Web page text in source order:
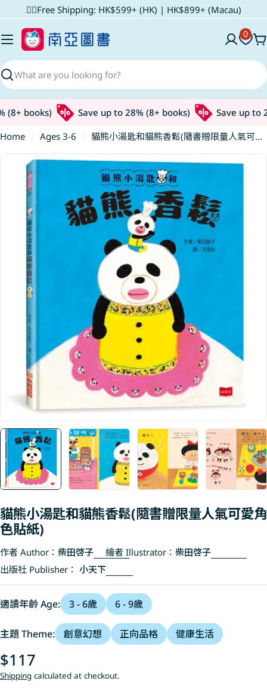
to
content
✌🏼Free Shipping: HK$599+ (HK) | HK$899+ (Macau)
Search
0
books) Save up to 28% (8+ books)
Save up to
Home
Ages 3-6
貓熊小湯匙和貓熊香鬆(隨書贈限量人氣可愛角色貼紙)
Skip
product
Open media 0 in modal
貓熊小湯匙和貓熊香鬆(隨書贈限量人氣可愛角
色貼紙)
作者 Author： 柴田啓子 繪者 Illustrator： 柴田啓子
出版社 Publisher： 小天下
適讀年齡 Age: 3 - 6歲 6 - 9歲
主題 Theme: 創意幻想 正向品格 健康生活
Regular
price
$117
Shipping calculated at checkout.